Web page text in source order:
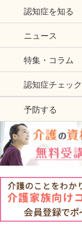
認知症を知る
ニュース
特集・コラム
認知症チェック
予防する